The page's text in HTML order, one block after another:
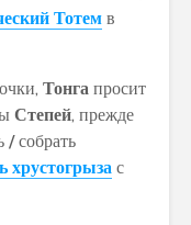
Тотем в
Тонга просит
Степей, прежде
/ собрать
хрустогрыза с